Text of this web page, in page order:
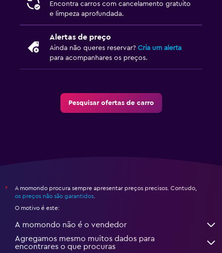
Encontra carros com cancelamento gratuito
e limpeza aprofundada.
Alertas de preço
Ainda não queres reservar? Cria um alerta
para acompanhares os preços.
Pesquisar ofertas de carro
*
A momondo procura sempre apresentar preços precisos. Contudo,
os preços não são garantidos.
O motivo é este:
A momondo não é o vendedor
Agregamos mesmo muitos dados para
encontrares o que procuras